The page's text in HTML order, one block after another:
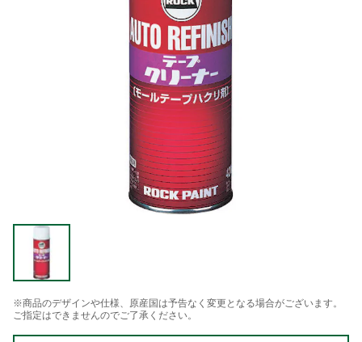
※商品のデザインや仕様、原産国は予告なく変更となる場合がございます。
ご指定はできませんのでご了承ください。